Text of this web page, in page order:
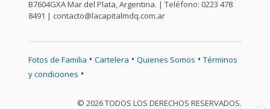
B7604GXA Mar del Plata, Argentina. | Teléfono: 0223 478
8491 | contacto@lacapitalmdq.com.ar
Fotos de Familia • Cartelera • Quienes Somos • Términos
y condiciones •
© 2026 TODOS LOS DERECHOS RESERVADOS.